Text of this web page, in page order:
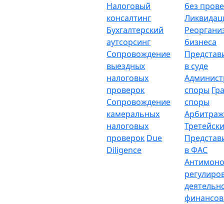
Налоговый
консалтинг
Бухгалтерский
аутсорсинг
Сопровождение
выездных
налоговых
проверок
Сопровождение
камеральных
налоговых
проверок Due
Diligence
без
бизнеса
в суде
споры
споры
в ФАС